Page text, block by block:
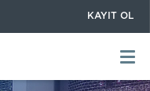
KAYIT OL